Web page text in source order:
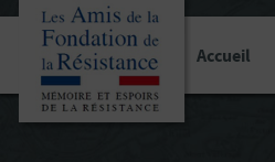
Accueil
Panneau de gestion des cookies